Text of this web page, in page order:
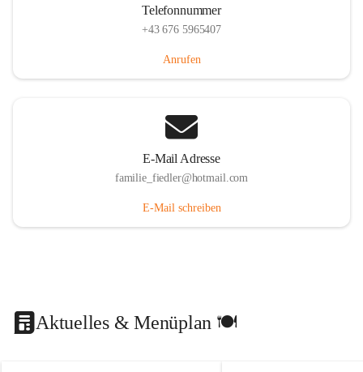
Telefonnummer
+43 676 5965407
Anrufen
E-Mail Adresse
familie_fiedler@hotmail.com
E-Mail schreiben
Aktuelles & Menüplan 🍽️